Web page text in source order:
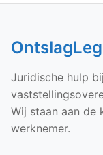
Juridische hulp
Wij staan aan de
werknemer.